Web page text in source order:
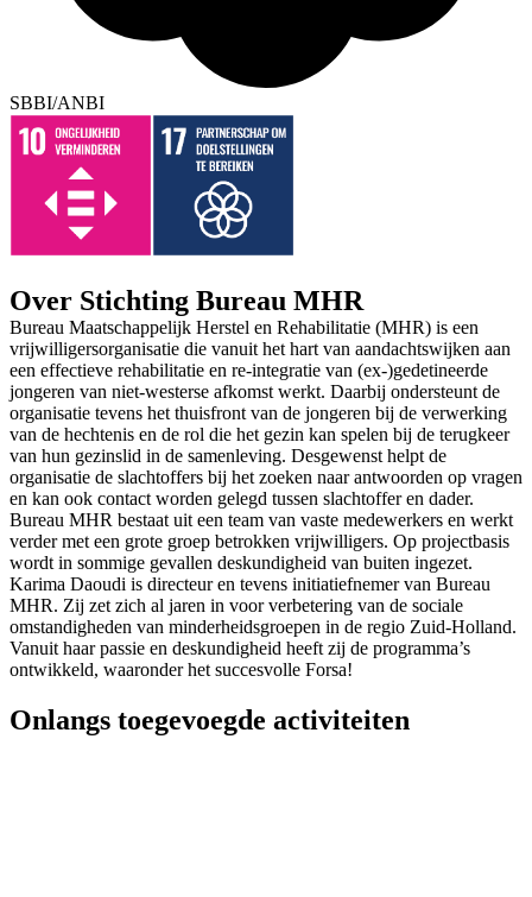
SBBI/ANBI
Over Stichting Bureau MHR
Bureau Maatschappelijk Herstel en Rehabilitatie (MHR) is een
vrijwilligersorganisatie die vanuit het hart van aandachtswijken aan
een effectieve rehabilitatie en re-integratie van (ex-)gedetineerde
jongeren van niet-westerse afkomst werkt. Daarbij ondersteunt de
organisatie tevens het thuisfront van de jongeren bij de verwerking
van de hechtenis en de rol die het gezin kan spelen bij de terugkeer
van hun gezinslid in de samenleving. Desgewenst helpt de
organisatie de slachtoffers bij het zoeken naar antwoorden op vragen
en kan ook contact worden gelegd tussen slachtoffer en dader.
Bureau MHR bestaat uit een team van vaste medewerkers en werkt
verder met een grote groep betrokken vrijwilligers. Op projectbasis
wordt in sommige gevallen deskundigheid van buiten ingezet.
Karima Daoudi is directeur en tevens initiatiefnemer van Bureau
MHR. Zij zet zich al jaren in voor verbetering van de sociale
omstandigheden van minderheidsgroepen in de regio Zuid-Holland.
Vanuit haar passie en deskundigheid heeft zij de programma’s
ontwikkeld, waaronder het succesvolle Forsa!
Onlangs toegevoegde activiteiten